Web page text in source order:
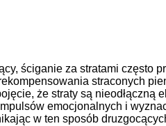
ściganie za stratami
straconych
że straty są
emocjonalnych i
w ten sposób